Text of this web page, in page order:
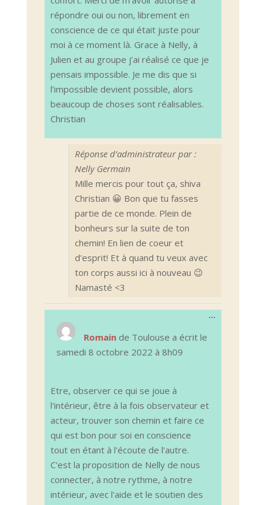
répondre oui ou non, librement en
conscience de ce qui était juste pour
moi à ce moment là. Grace à Nelly, à
Julien et au groupe j’ai réalisé ce que je
pensais impossible. Je me dis que si
l’impossible devient possible, alors
beaucoup de choses sont réalisables.
Christian
Réponse d’administrateur par :
Nelly Germain
Mille mercis pour tout ça, shiva
Christian 😀 Bon que tu fasses
partie de ce monde. Plein de
bonheurs sur la suite de ton
chemin! En lien de coeur et
d'esprit! Et à quand tu veux avec
ton corps aussi ici à nouveau 😉
Namasté <3
Romain de Toulouse a écrit le
samedi 8 octobre 2022 à 8h09
Etre, observer ce qui se joue à
l'intérieur, être à la fois observateur et
acteur, trouver son chemin et faire ce
qui est bon pour soi en conscience
tout en étant à l'écoute de l'autre.
C'est la proposition de Nelly de nous
connecter, à notre rythme, à notre
intérieur, avec l'aide et le soutien des
...